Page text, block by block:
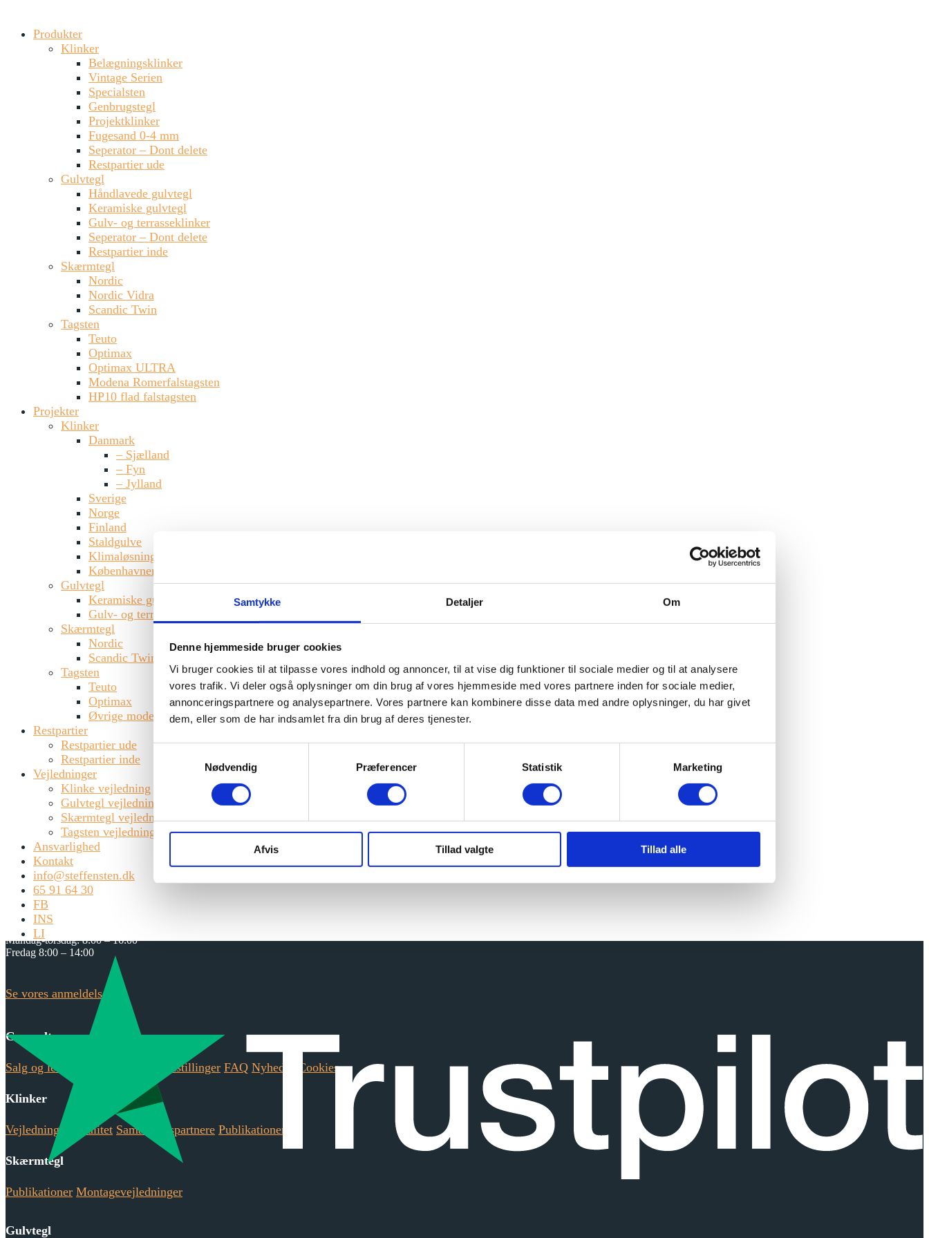
Samtykke Detaljer Om
Denne hjemmeside bruger cookies
Vi bruger cookies til at tilpasse vores indhold og annoncer, til at vise dig funktioner til sociale medier og til at analysere
vores trafik. Vi deler også oplysninger om din brug af vores hjemmeside med vores partnere inden for sociale medier,
annonceringspartnere og analysepartnere. Vores partnere kan kombinere disse data med andre oplysninger, du har givet
dem, eller som de har indsamlet fra din brug af deres tjenester.
Nødvendig
Præferencer Statistik Marketing
Afvis Tillad valgte Tillad alle
Produkter
Klinker
Belægningsklinker
Vintage Serien
Specialsten
Genbrugstegl
Projektklinker
Fugesand 0-4 mm
Seperator – Dont delete
Restpartier ude
Gulvtegl
Håndlavede gulvtegl
Keramiske gulvtegl
Gulv- og terrasseklinker
Seperator – Dont delete
Restpartier inde
Skærmtegl
Nordic
Nordic Vidra
Scandic Twin
Tagsten
Teuto
Optimax
Optimax ULTRA
Modena Romerfalstagsten
HP10 flad falstagsten
Projekter
Klinker
Danmark
– Sjælland
– Fyn
– Jylland
Sverige
Norge
Finland
Staldgulve
Klimaløsninger
Københavnerklinken
Gulvtegl
Keramiske gulvtegl
Gulv- og terrassefliser
Skærmtegl
Nordic
Scandic Twin
Tagsten
Teuto
Optimax
Øvrige modeller
Restpartier
Restpartier ude
Restpartier inde
Vejledninger
Klinke vejledning
Gulvtegl vejledning
Skærmtegl vejledning
Tagsten vejledning
Ansvarlighed
Kontakt
info@steffensten.dk
65 91 64 30
FB
INS
LI
VHG130 Brügge
Her en lækker rødgylden udgave, lagt på højkant, med tromlede kanter og let besandet overflade. Overfladen har en fin struktur. Klinken kan også lægges “fladt” med en grovere
pr. palle
Kontakt os for pris
Se EPD
VHG130 Brügge
200/50/60
Standardformater
200 / 50 / 60 mm
Har du brug for sparring og viden eller har du spørgsmål på et projekt, så kontakt os på mail eller telefon eller udfyld formularen herunder.
info@steffensten.dk
Steffen Sten ApS
Havnegade 70B, 5000 Odense C
Tlf.:
+45 65 91 64 30
info@steffensten.dk
Åbningstider
Mandag-torsdag: 8:00 – 16:00
Fredag 8:00 – 14:00
Se vores anmeldelser på
Generelt
Salg og levering Udstillinger FAQ Nyheder Cookies
Klinker
Vejledninger Kvalitet Samarbejdspartnere Publikationer
Skærmtegl
Publikationer Montagevejledninger
Gulvtegl